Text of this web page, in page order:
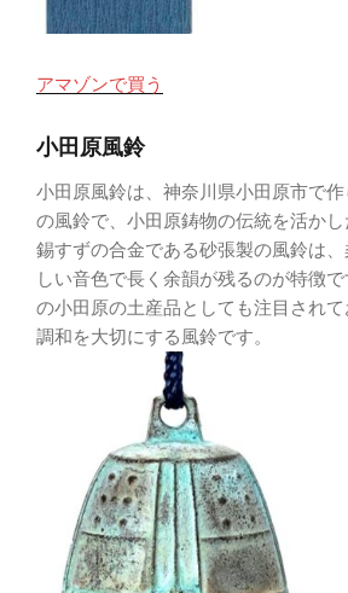
アマゾンで買う
小田原風鈴
小田原風鈴は、神奈川県小田原市で
の風鈴で、小田原鋳物の伝統を活か
錫すずの合金である砂張製の風鈴は
しい音色で長く余韻が残るのが特徴
の小田原の土産品としても注目され
調和を大切にする風鈴です。